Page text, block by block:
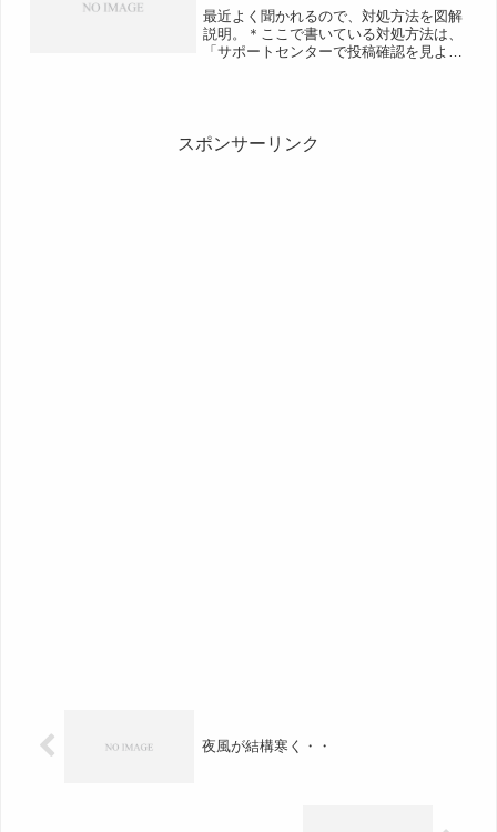
最近よく聞かれるので、対処方法を図解
説明。＊ここで書いている対処方法は、
「サポートセンターで投稿確認を見よう
スポンサーリンク
夜風が結構寒く・・